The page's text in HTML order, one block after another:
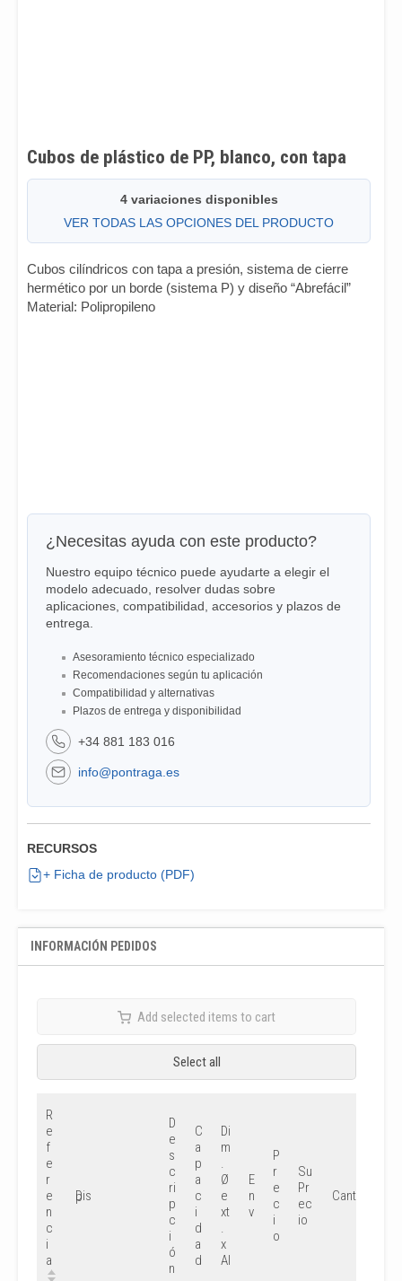
Cubos de plástico de PP, blanco, con tapa
4 variaciones disponibles
VER TODAS LAS OPCIONES DEL PRODUCTO
Cubos cilíndricos con tapa a presión, sistema de cierre
hermético por un borde (sistema P) y diseño “Abrefácil”
Material: Polipropileno
¿Necesitas ayuda con este producto?
Nuestro equipo técnico puede ayudarte a elegir el
modelo adecuado, resolver dudas sobre
aplicaciones, compatibilidad, accesorios y plazos de
entrega.
Asesoramiento técnico especializado
Recomendaciones según tu aplicación
Compatibilidad y alternativas
Plazos de entrega y disponibilidad
+34 881 183 016
info@pontraga.es
RECURSOS
+ Ficha de producto (PDF)
INFORMACIÓN PEDIDOS
Add selected items to cart
Select all
R
e
f
e
r
e
n
c
i
a
Disp
D
e
s
c
ri
p
c
i
ó
n
C
a
p
a
c
i
d
a
d
Di
m
.
Ø
e
xt
.
x
Al
E
n
v
P
r
e
c
i
o
Su
Pr
ec
io
Cant